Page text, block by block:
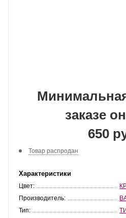
заказе
650
Товар распродан
Характеристики
Цвет:
Производитель:
Тип: